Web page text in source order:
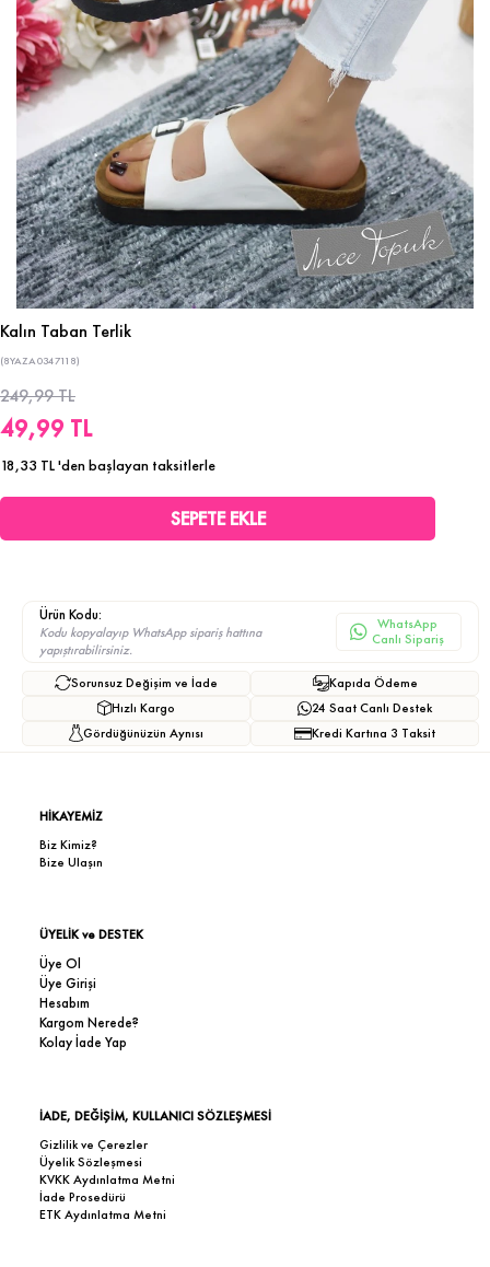
Kalın Taban Terlik
(8YAZA0347118)
249,99 TL
49,99 TL
18,33 TL'den başlayan taksitlerle
Ürün Kodu:
Kodu kopyalayıp WhatsApp sipariş hattına
yapıştırabilirsiniz.
WhatsApp
Canlı Sipariş
Sorunsuz Değişim ve İade
Hızlı Kargo
Gördüğünüzün Aynısı
Kapıda Ödeme
24 Saat Canlı Destek
Kredi Kartına 3 Taksit
HİKAYEMİZ
Biz Kimiz?
Bize Ulaşın
ÜYELİK ve DESTEK
Üye Ol
Üye Girişi
Hesabım
Kargom Nerede?
Kolay İade Yap
İADE, DEĞİŞİM, KULLANICI SÖZLEŞMESİ
Gizlilik ve Çerezler
Üyelik Sözleşmesi
KVKK Aydınlatma Metni
İade Prosedürü
ETK Aydınlatma Metni